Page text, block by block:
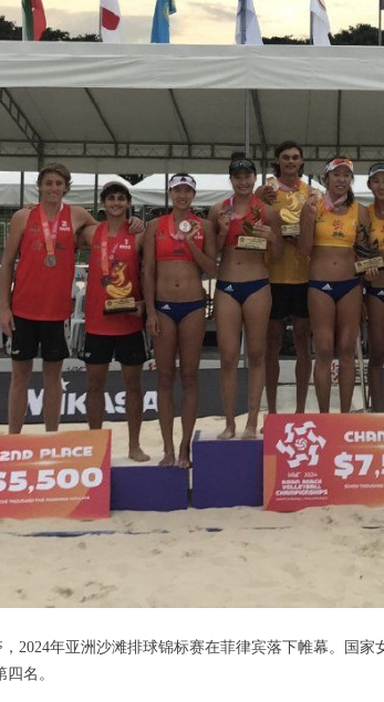
年亚洲沙滩排球锦标赛在菲律宾落下帷幕。国家
名。